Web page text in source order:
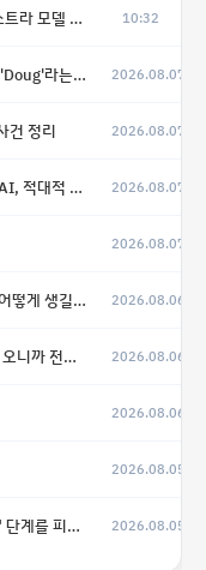
출시 연기 10:32
델을 활발히 개발 중 2026.08.07
건 정리 2026.08.07
보게 될 것" 2026.08.07
2026.08.07
수 있는지 2026.08.06
지 모르겠다.” 2026.08.06
2026.08.06
2026.08.05
기를 바랄 뿐" 2026.08.05